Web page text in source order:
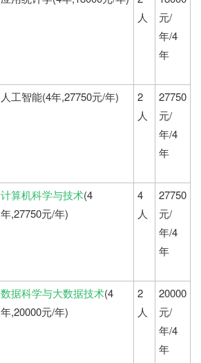
人
元/
年/4
年
人工智能(4年,27750元/年)
2
人
27750
元/
年/4
年
计算机科学与技术(4
年,27750元/年)
4
人
27750
元/
年/4
年
数据科学与大数据技术(4
年,20000元/年)
2
人
20000
元/
年/4
年